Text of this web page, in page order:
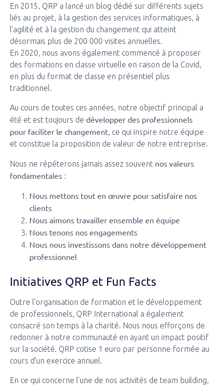
En 2015, QRP a lancé un blog dédié sur différents sujets
liés au projet, à la gestion des services informatiques, à
l’agilité et à la gestion du changement qui atteint
désormais plus de 200 000 visites annuelles.
En 2020, nous avons également commencé à proposer
des formations en classe virtuelle en raison de la Covid,
en plus du format de classe en présentiel plus
traditionnel.
Au cours de toutes ces années, notre objectif principal a
été et est toujours de développer des professionnels
pour faciliter le changement, ce qui inspire notre équipe
et constitue la proposition de valeur de notre entreprise.
Nous ne répéterons jamais assez souvent nos valeurs
fondamentales :
Nous mettons tout en œuvre pour satisfaire nos
clients
Nous aimons travailler ensemble en équipe
Nous tenons nos engagements
Nous nous investissons dans notre développement
professionnel
Initiatives QRP et Fun Facts
Outre l’organisation de formation et le développement
de professionnels, QRP International a également
consacré son temps à la charité. Nous nous efforçons de
redonner à notre communauté en ayant un impact positif
sur la société. QRP cotise 1 euro par personne formée au
cours d’un exercice annuel.
En ce qui concerne l’une de nos activités de team building,